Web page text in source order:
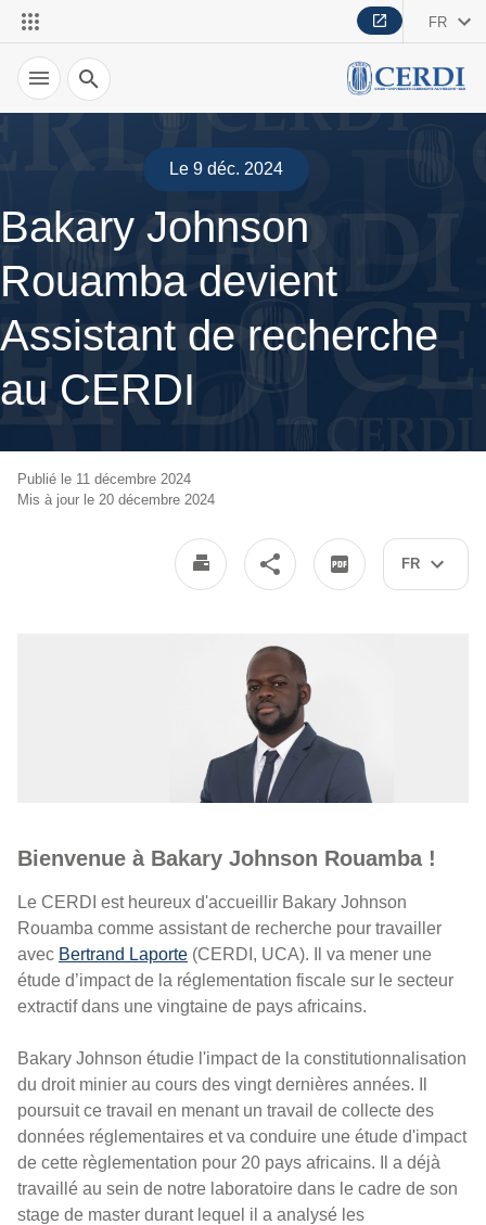
FR
Recherche
Le 9 déc. 2024
Bakary Johnson
Rouamba devient
Assistant de recherche
au CERDI
FR
Publié le 11 décembre 2024
Mis à jour le 20 décembre 2024
Bienvenue à Bakary Johnson Rouamba !
Le CERDI est heureux d'accueillir Bakary Johnson
Rouamba comme assistant de recherche pour travailler
avec Bertrand Laporte (CERDI, UCA). Il va mener une
étude d’impact de la réglementation fiscale sur le secteur
extractif dans une vingtaine de pays africains.
Bakary Johnson étudie l'impact de la constitutionnalisation
du droit minier au cours des vingt dernières années. Il
poursuit ce travail en menant un travail de collecte des
données réglementaires et va conduire une étude d'impact
de cette règlementation pour 20 pays africains. Il a déjà
travaillé au sein de notre laboratoire dans le cadre de son
stage de master durant lequel il a analysé les